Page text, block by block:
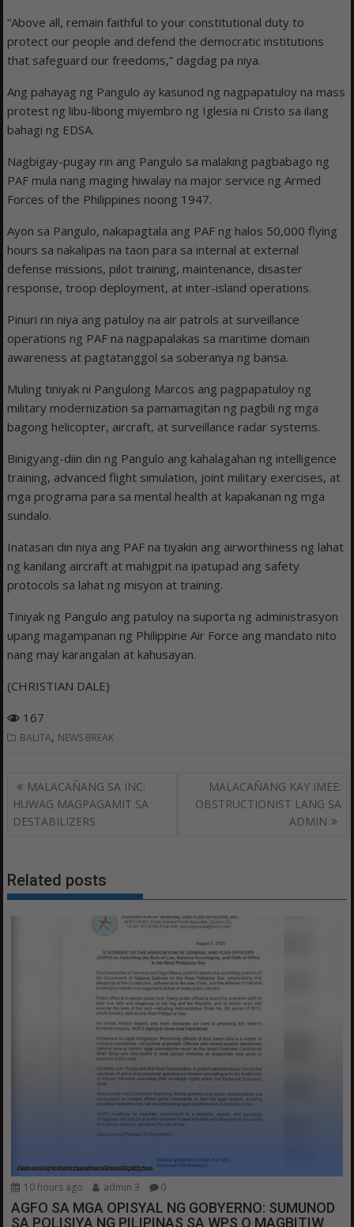
“Above all, remain faithful to your constitutional duty to
protect our people and defend the democratic institutions
that safeguard our freedoms,” dagdag pa niya.
Ang pahayag ng Pangulo ay kasunod ng nagpapatuloy na mass
protest ng libu-libong miyembro ng Iglesia ni Cristo sa ilang
bahagi ng EDSA.
Nagbigay-pugay rin ang Pangulo sa malaking pagbabago ng
PAF mula nang maging hiwalay na major service ng Armed
Forces of the Philippines noong 1947.
Ayon sa Pangulo, nakapagtala ang PAF ng halos 50,000 flying
hours sa nakalipas na taon para sa internal at external
defense missions, pilot training, maintenance, disaster
response, troop deployment, at inter-island operations.
Pinuri rin niya ang patuloy na air patrols at surveillance
operations ng PAF na nagpapalakas sa maritime domain
awareness at pagtatanggol sa soberanya ng bansa.
Muling tiniyak ni Pangulong Marcos ang pagpapatuloy ng
military modernization sa pamamagitan ng pagbili ng mga
bagong helicopter, aircraft, at surveillance radar systems.
Binigyang-diin din ng Pangulo ang kahalagahan ng intelligence
training, advanced flight simulation, joint military exercises, at
mga programa para sa mental health at kapakanan ng mga
sundalo.
Inatasan din niya ang PAF na tiyakin ang airworthiness ng lahat
ng kanilang aircraft at mahigpit na ipatupad ang safety
protocols sa lahat ng misyon at training.
Tiniyak ng Pangulo ang patuloy na suporta ng administrasyon
upang magampanan ng Philippine Air Force ang mandato nito
nang may karangalan at kahusayan.
(CHRISTIAN DALE)
167
BALITA, NEWS BREAK
Post
navigation
MALACAÑANG SA INC:
HUWAG MAGPAGAMIT SA
DESTABILIZERS
MALACAÑANG KAY IMEE:
OBSTRUCTIONIST LANG SA
ADMIN
Related posts
10 hours ago admin 3 0
AGFO SA MGA OPISYAL NG GOBYERNO: SUMUNOD
SA POLISIYA NG PILIPINAS SA WPS O MAGBITIW